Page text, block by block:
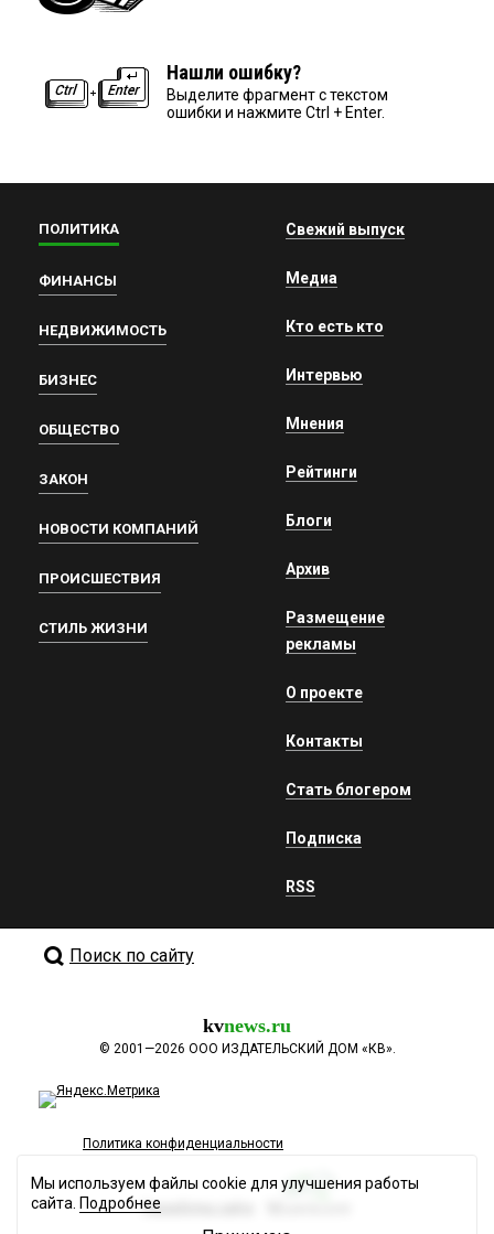
Нашли ошибку?
Выделите фрагмент с текстом
ошибки и нажмите Ctrl + Enter.
ПОЛИТИКА
ФИНАНСЫ
НЕДВИЖИМОСТЬ
БИЗНЕС
ОБЩЕСТВО
ЗАКОН
НОВОСТИ КОМПАНИЙ
ПРОИСШЕСТВИЯ
СТИЛЬ ЖИЗНИ
Свежий выпуск
Медиа
Кто есть кто
Интервью
Мнения
Рейтинги
Блоги
Архив
Размещение
рекламы
О проекте
Контакты
Стать блогером
Подписка
RSS
Поиск по сайту
kvnews.ru
© 2001—2026 ООО ИЗДАТЕЛЬСКИЙ ДОМ «КВ».
Политика конфиденциальности
Разработка сайта
Мы используем файлы cookie для улучшения работы
сайта. Подробнее